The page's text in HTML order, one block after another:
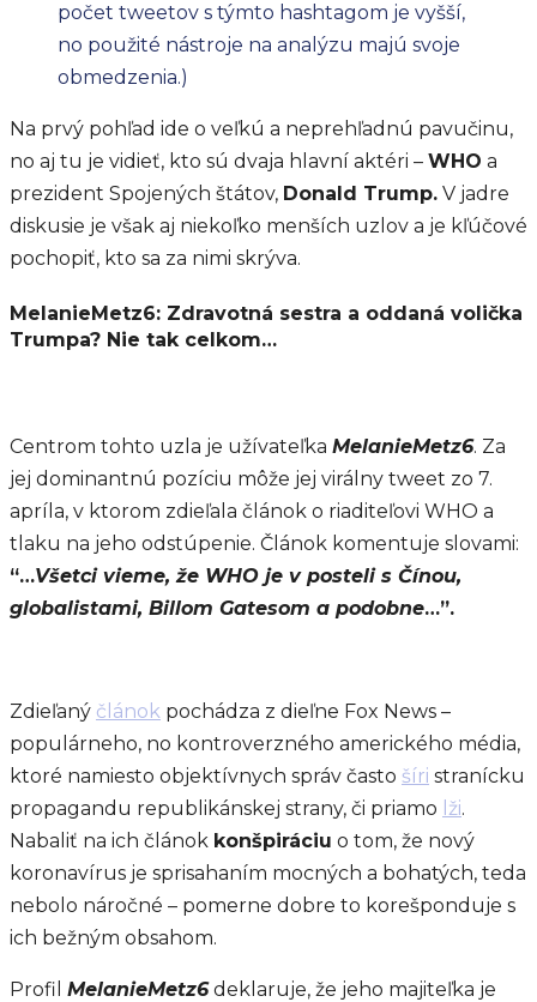
počet tweetov s týmto hashtagom je vyšší,
no použité nástroje na analýzu majú svoje
obmedzenia.)
Na prvý pohľad ide o veľkú a neprehľadnú pavučinu,
no aj tu je vidieť, kto sú dvaja hlavní aktéri – WHO a
prezident Spojených štátov, Donald Trump. V jadre
diskusie je však aj niekoľko menších uzlov a je kľúčové
pochopiť, kto sa za nimi skrýva.
MelanieMetz6: Zdravotná sestra a oddaná volička
Trumpa? Nie tak celkom…
Centrom tohto uzla je užívateľka MelanieMetz6. Za
jej dominantnú pozíciu môže jej virálny tweet zo 7.
apríla, v ktorom zdieľala článok o riaditeľovi WHO a
tlaku na jeho odstúpenie. Článok komentuje slovami:
“…Všetci vieme, že WHO je v posteli s Čínou,
globalistami, Billom Gatesom a podobne…”.
Zdieľaný článok pochádza z dieľne Fox News –
populárneho, no kontroverzného amerického média,
ktoré namiesto objektívnych správ často šíri stranícku
propagandu republikánskej strany, či priamo lži.
Nabaliť na ich článok konšpiráciu o tom, že nový
koronavírus je sprisahaním mocných a bohatých, teda
nebolo náročné – pomerne dobre to korešponduje s
ich bežným obsahom.
Profil MelanieMetz6deklaruje, že jeho majiteľka je